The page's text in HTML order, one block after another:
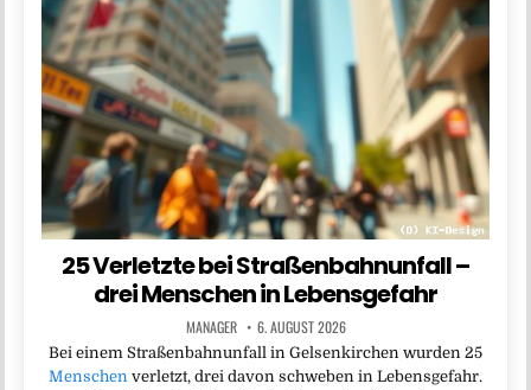
25 Verletzte bei Straßenbahnunfall –
drei Menschen in Lebensgefahr
MANAGER 6. AUGUST 2026
Bei einem Straßenbahnunfall in Gelsenkirchen wurden 25
Menschen verletzt, drei davon schweben in Lebensgefahr.